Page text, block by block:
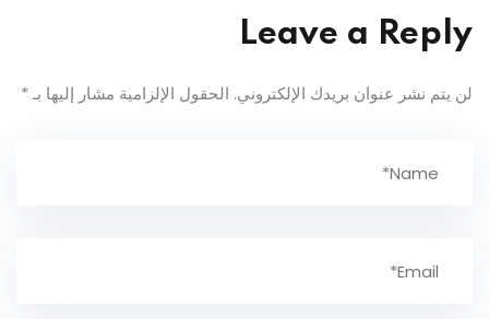
Leave a Reply
لن يتم نشر عنوان بريدك الإلكتروني. الحقول الإلزامية مشار إليها بـ *